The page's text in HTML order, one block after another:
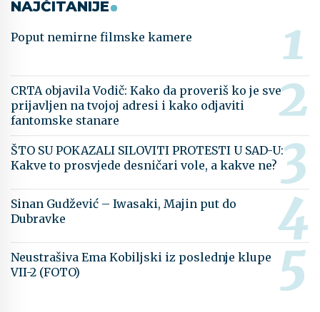
NAJČITANIJE
Poput nemirne filmske kamere
CRTA objavila Vodič: Kako da proveriš ko je sve
prijavljen na tvojoj adresi i kako odjaviti
fantomske stanare
ŠTO SU POKAZALI SILOVITI PROTESTI U SAD-U:
Kakve to prosvjede desničari vole, a kakve ne?
Sinan Gudžević – Iwasaki, Majin put do
Dubravke
Neustrašiva Ema Kobiljski iz poslednje klupe
VII-2 (FOTO)